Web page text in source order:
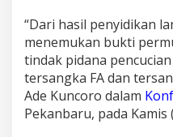
u
S
t
a
U
a
“Dari hasil penyidikan
menemukan bukti
tindak pidana
tersangka FA dan
Ade Kuncoro dalam
Pekanbaru, pada Kamis